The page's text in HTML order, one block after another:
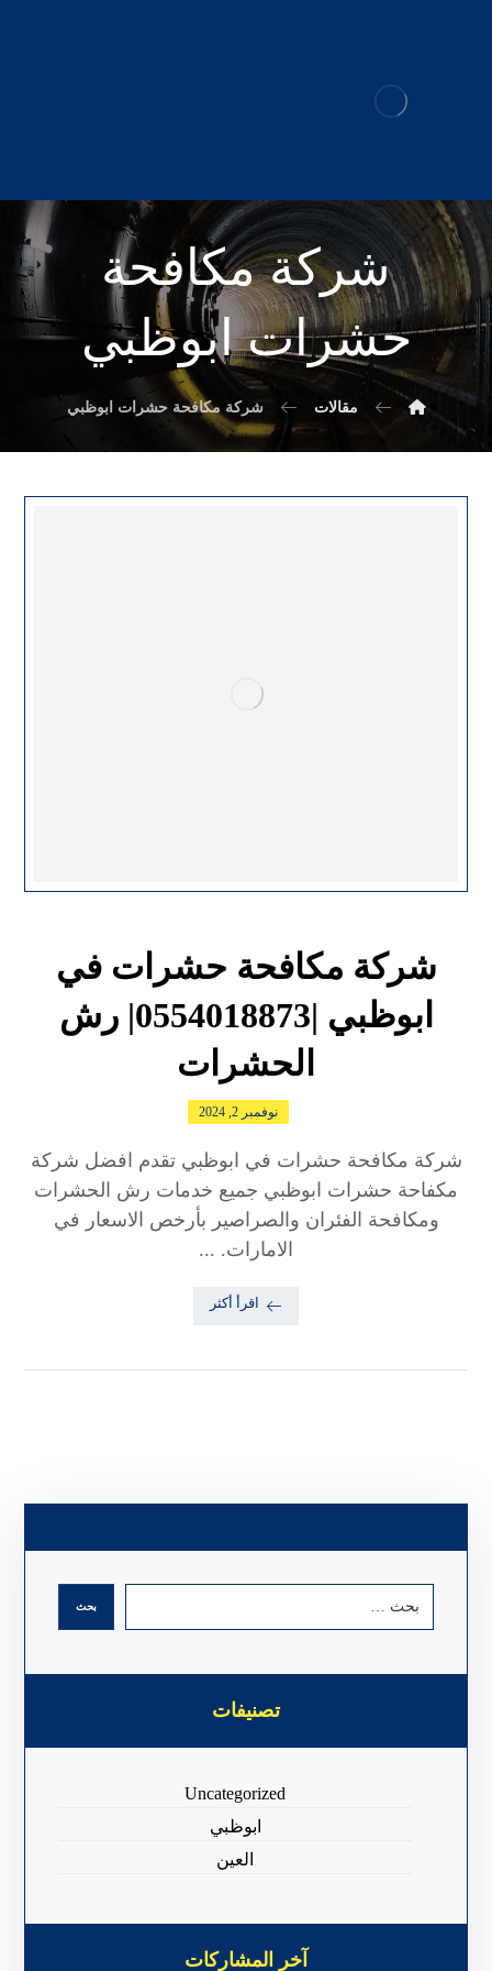
شركة مكافحة
حشرات ابوظبي
مقالات شركة مكافحة حشرات ابوظبي
شركة مكافحة حشرات في
ابوظبي |0554018873| رش
الحشرات
نوفمبر 2, 2024
شركة مكافحة حشرات في ابوظبي تقدم افضل شركة
مكفاحة حشرات ابوظبي جميع خدمات رش الحشرات
ومكافحة الفئران والصراصير بأرخص الاسعار في
الامارات. ...
اقرأ أكثر
تصنيفات
Uncategorized
ابوظبي
العين
آخر المشاركات